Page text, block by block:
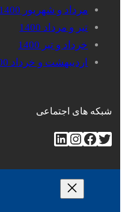
مرداد و شهریور 1400
تیر و مرداد 1400
خرداد و تیر 1400
اردیبهشت و خرداد 1400
شبکه های اجتماعی
توییتر فیس‌بوکاینستاگرم لینکداین